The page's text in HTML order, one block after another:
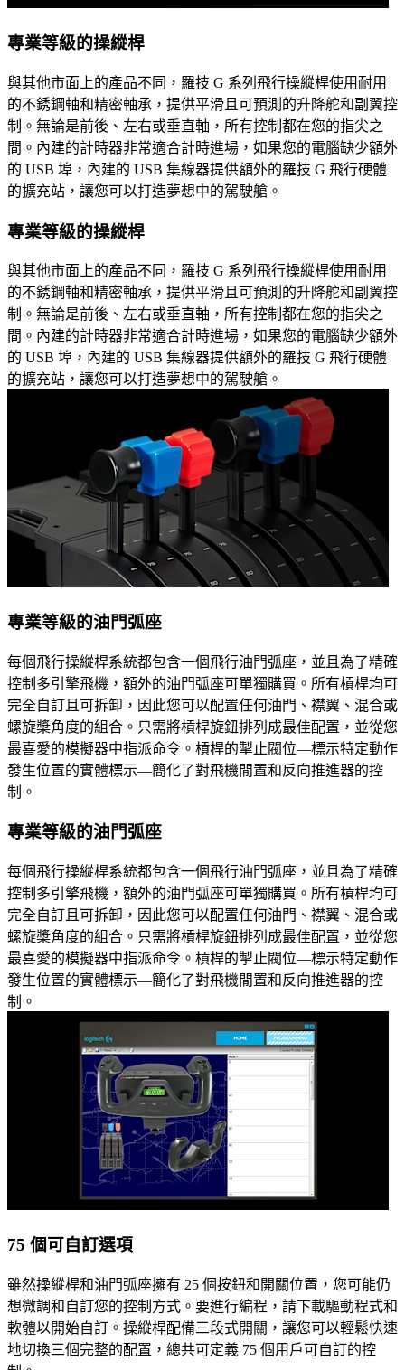
專業等級的操縱桿
與其他市面上的產品不同，羅技 G 系列飛行操縱桿使用耐用
的不銹鋼軸和精密軸承，提供平滑且可預測的升降舵和副翼控
制。無論是前後、左右或垂直軸，所有控制都在您的指尖之
間。內建的計時器非常適合計時進場，如果您的電腦缺少額外
的 USB 埠，內建的 USB 集線器提供額外的羅技 G 飛行硬體
的擴充站，讓您可以打造夢想中的駕駛艙。
專業等級的操縱桿
與其他市面上的產品不同，羅技 G 系列飛行操縱桿使用耐用
的不銹鋼軸和精密軸承，提供平滑且可預測的升降舵和副翼控
制。無論是前後、左右或垂直軸，所有控制都在您的指尖之
間。內建的計時器非常適合計時進場，如果您的電腦缺少額外
的 USB 埠，內建的 USB 集線器提供額外的羅技 G 飛行硬體
的擴充站，讓您可以打造夢想中的駕駛艙。
專業等級的油門弧座
每個飛行操縱桿系統都包含一個飛行油門弧座，並且為了精確
控制多引擎飛機，額外的油門弧座可單獨購買。所有槓桿均可
完全自訂且可拆卸，因此您可以配置任何油門、襟翼、混合或
螺旋槳角度的組合。只需將槓桿旋鈕排列成最佳配置，並從您
最喜愛的模擬器中指派命令。槓桿的掣止閥位—標示特定動作
發生位置的實體標示—簡化了對飛機閒置和反向推進器的控
制。
專業等級的油門弧座
每個飛行操縱桿系統都包含一個飛行油門弧座，並且為了精確
控制多引擎飛機，額外的油門弧座可單獨購買。所有槓桿均可
完全自訂且可拆卸，因此您可以配置任何油門、襟翼、混合或
螺旋槳角度的組合。只需將槓桿旋鈕排列成最佳配置，並從您
最喜愛的模擬器中指派命令。槓桿的掣止閥位—標示特定動作
發生位置的實體標示—簡化了對飛機閒置和反向推進器的控
制。
75 個可自訂選項
雖然操縱桿和油門弧座擁有 25 個按鈕和開關位置，您可能仍
想微調和自訂您的控制方式。要進行編程，請下載驅動程式和
軟體以開始自訂。操縱桿配備三段式開關，讓您可以輕鬆快速
地切換三個完整的配置，總共可定義 75 個用戶可自訂的控